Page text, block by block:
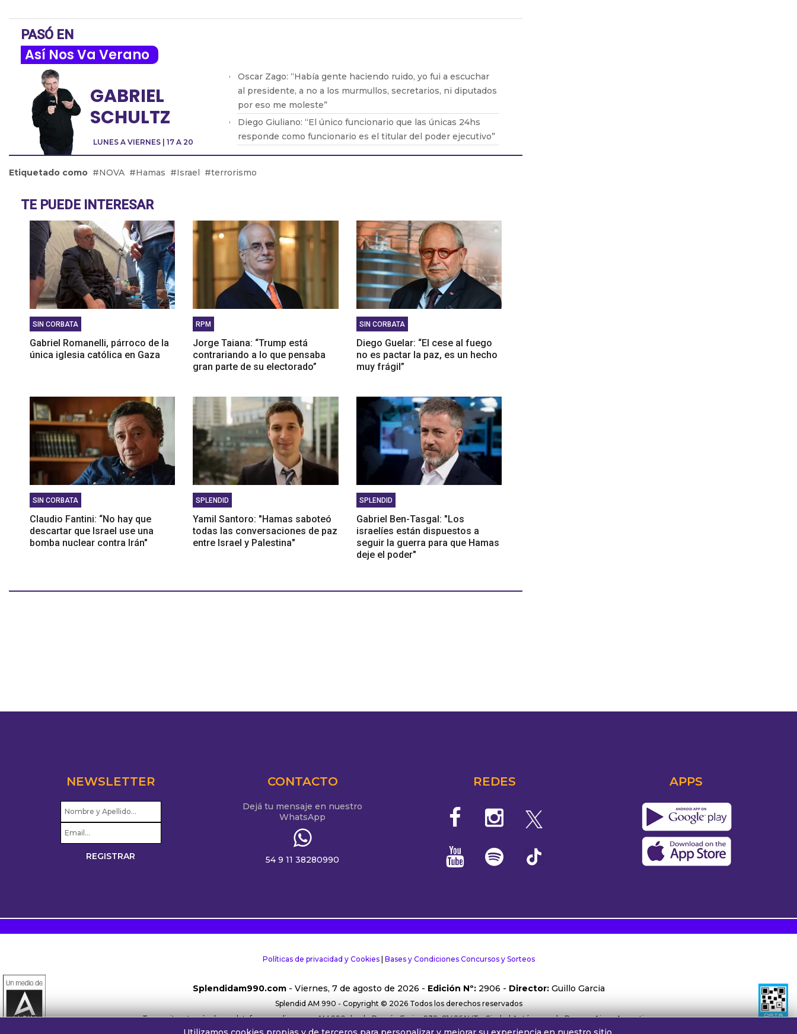
PASÓ EN
Así Nos Va Verano
LUNES A VIERNES | 17 A 20
GABRIEL
SCHULTZ
Oscar Zago: “Había gente haciendo ruido, yo fui a escuchar
al presidente, a no a los murmullos, secretarios, ni diputados
por eso me moleste”
Diego Giuliano: “El único funcionario que las únicas 24hs
responde como funcionario es el titular del poder ejecutivo”
Pablo Zurro: “Soy intendente 24hs, no soy intendente y
sirven para nada”
Etiquetado como NOVA Hamas Israel terrorismo
TE PUEDE INTERESAR
SIN CORBATA
Gabriel Romanelli, párroco de la
única iglesia católica en Gaza
RPM
Jorge Taiana: “Trump está
contrariando a lo que pensaba
gran parte de su electorado”
SIN CORBATA
Diego Guelar: “El cese al fuego
no es pactar la paz, es un hecho
muy frágil”
SIN CORBATA
Claudio Fantini: “No hay que
descartar que Israel use una
bomba nuclear contra Irán"
SPLENDID
Yamil Santoro: "Hamas saboteó
todas las conversaciones de paz
entre Israel y Palestina"
SPLENDID
Gabriel Ben-Tasgal: "Los
israelíes están dispuestos a
seguir la guerra para que Hamas
deje el poder"
NEWSLETTER CONTACTO
Dejá tu mensaje en nuestro
WhatsApp
54 9 11 38280990
REDES APPS
Políticas de privacidad y Cookies| Bases y Condiciones Concursos y Sorteos
Splendidam990.com- Viernes, 7 de agosto de 2026 - Edición Nº:2906 - Director:Guillo Garcia
Splendid AM 990 - Copyright © 2026 Todos los derechos reservados
Transmite a través de su plataforma online y por AM 990 desde Ramón Freire 932, C1426AVT - Ciudad Autónoma de Buenos Aires, Argentina.